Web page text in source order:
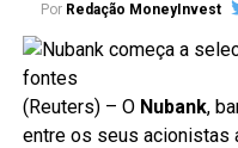
Por Redação MoneyInvest
(Reuters) – O Nubank,
entre os seus acionistas